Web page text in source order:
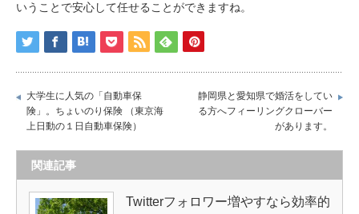
いうことで安心して任せることができますね。
大学生に人気の「自動車保
険」。ちょいのり保険 （東京海
上日動の１日自動車保険）
静岡県と愛知県で婚活をしてい
る方へフィーリングクローバー
があります。
関連記事
Twitterフォロワー増やすなら効率的